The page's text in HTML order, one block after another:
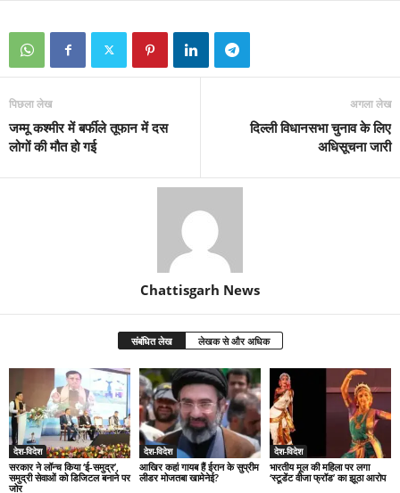
पिछला लेख
जम्मू कश्मीर में बर्फीले तूफान में दस
लोगों की मौत हो गई
अगला लेख
दिल्ली विधानसभा चुनाव के लिए
अधिसूचना जारी
Chattisgarh News
संबंधित लेख लेखक से और अधिक
देश-विदेश
सरकार ने लॉन्च किया ‘ई-समुद्र’,
समुद्री सेवाओं को डिजिटल बनाने पर
जोर
देश-विदेश
आखिर कहां गायब हैं ईरान के सुप्रीम
लीडर मोजतबा खामेनेई?
देश-विदेश
भारतीय मूल की महिला पर लगा
‘स्टूडेंट वीजा फ्रॉड’ का झूठा आरोप